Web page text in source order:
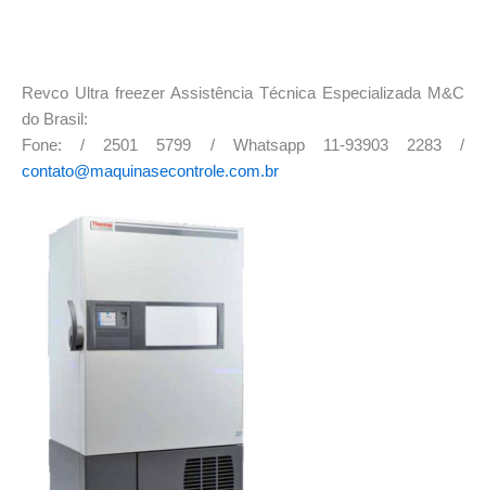
Revco Ultra freezer Assistência Técnica Especializada M&C
do Brasil:
Fone: / 2501 5799 / Whatsapp 11-93903 2283 /
contato@maquinasecontrole.com.br